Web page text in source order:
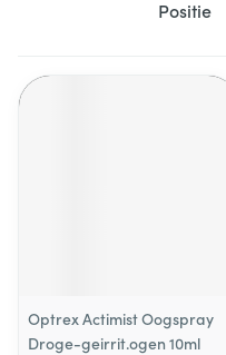
Sorteer op:
Optrex Actimist Oogspray
Droge-geirrit.ogen 10ml